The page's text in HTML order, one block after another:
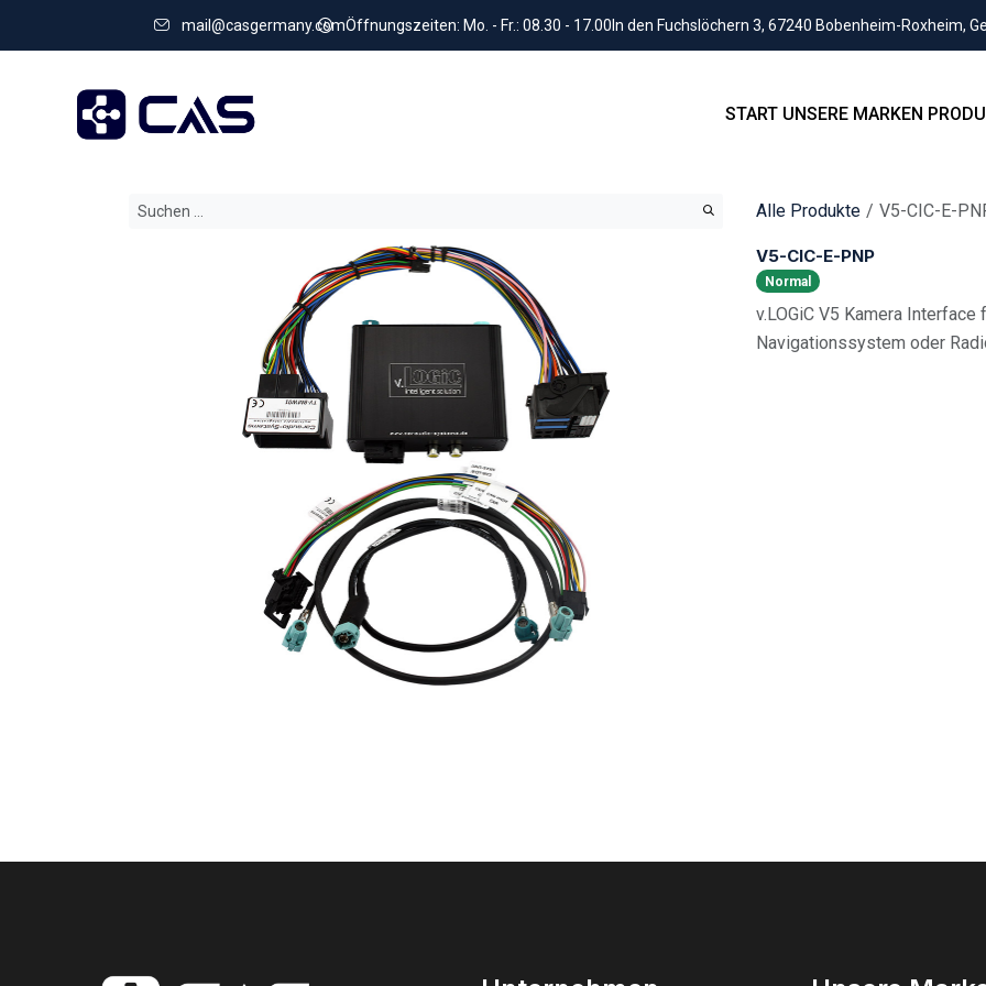
mail@casgermany.comÖffnungszeiten: Mo. - Fr.: 08.30 - 17.00 In den Fuchslöchern 3, 67240 Bobenheim-Roxheim,
START UNSERE MARKEN
Alle Produkte V5-CIC-E-
V5-CIC-E-PNP
Normal
v.LOGiC V5 Kamera
Navigationssystem oder